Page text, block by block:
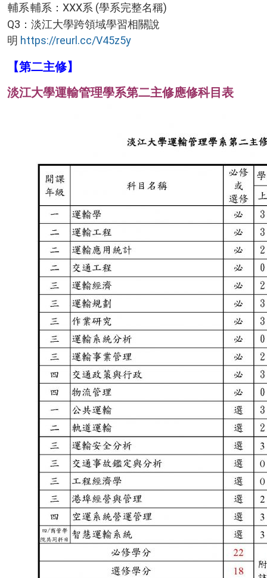
輔系輔系：XXX系 (學系完整名稱)
Q3：淡江大學跨領域學習相關說
明 https://reurl.cc/V45z5y
【第二主修】
淡江大學運輸管理學系第二主修應修科目表